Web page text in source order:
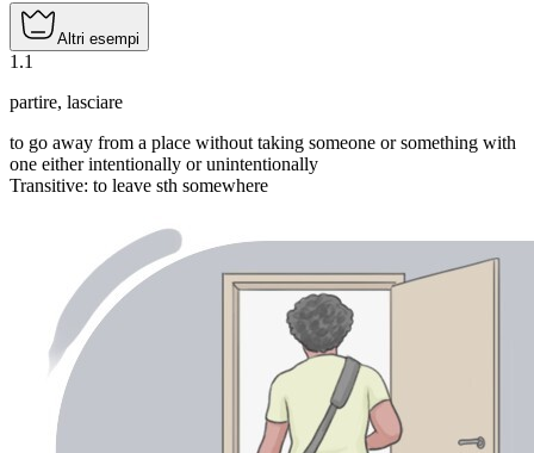
Altri esempi
1 .1
partire, lasciare
to go away from a place without taking someone or something with
one either intentionally or unintentionally
Transitive: to leave sth somewhere